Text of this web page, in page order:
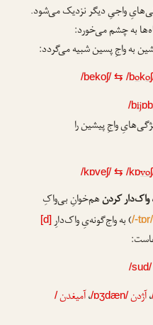
واجیِ دیگر نزدیک می‌شود.
به چشم می‌خورد:
به واجِ پسین شبیه می‌گردد:
/bekoʃ/⇆ /boko
/bij
واجِ پیشین را
/kɒveʃ/⇆ /kɒvo
واک‌دار کردنهم‌خوانِ بی‌واکِ
/-tɒr/) به واج‌گونه‌یِ واک‌دارِ[d]
/sud/
،آژدن/ɒʒdæn/،آمیغدن/